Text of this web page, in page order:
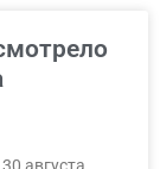
августа